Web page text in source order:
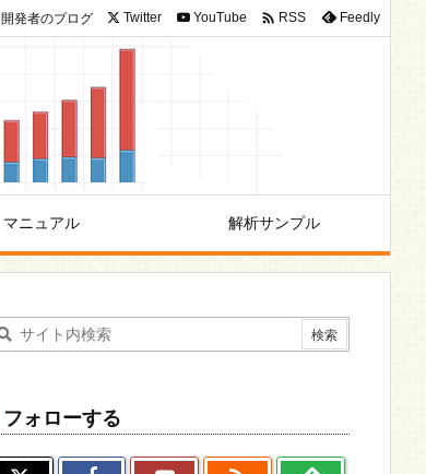
マニュアル 解析サンプル
開発者のブログ Twitter YouTube  RSS Feedly
フォローする